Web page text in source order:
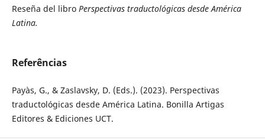
Reseña del libro Perspectivas traductológicas desde América
Latina.
Referências
Payàs, G., & Zaslavsky, D. (Eds.). (2023). Perspectivas
traductológicas desde América Latina. Bonilla Artigas
Editores & Ediciones UCT.